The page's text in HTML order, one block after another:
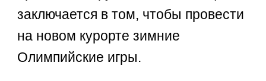
заключается в том, чтобы провести
на новом курорте зимние
Олимпийские игры.